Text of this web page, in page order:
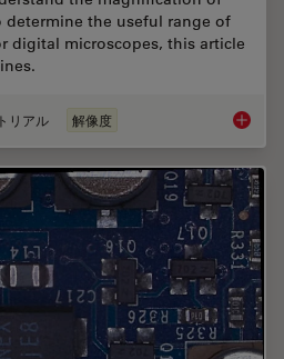
the useful range of
digital microscopes, this article
リアル 解像度